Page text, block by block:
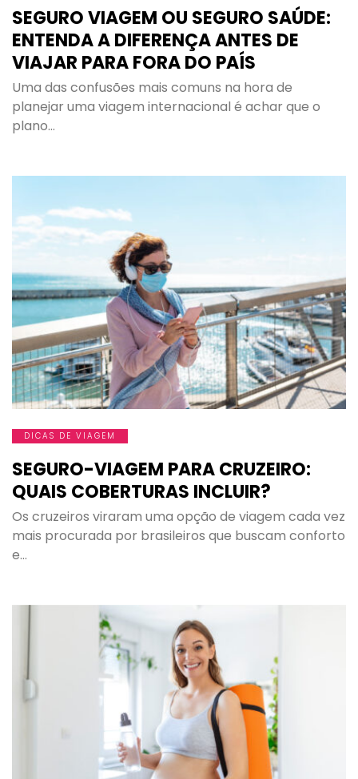
SEGURO VIAGEM OU SEGURO SAÚDE:
ENTENDA A DIFERENÇA ANTES DE
VIAJAR PARA FORA DO PAÍS
Uma das confusões mais comuns na hora de
planejar uma viagem internacional é achar que o
plano…
DICAS DE VIAGEM
SEGURO-VIAGEM PARA CRUZEIRO:
QUAIS COBERTURAS INCLUIR?
Os cruzeiros viraram uma opção de viagem cada vez
mais procurada por brasileiros que buscam conforto
e…